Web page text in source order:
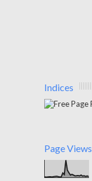
Indices
Page Views